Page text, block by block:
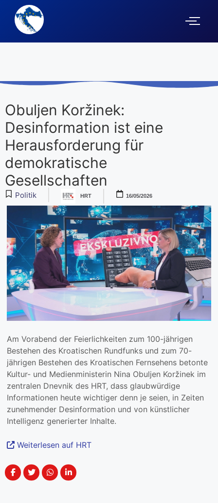
Obuljen Koržinek:
Desinformation ist eine
Herausforderung für
demokratische
Gesellschaften
Politik HRT 16/05/2026
Am Vorabend der Feierlichkeiten zum 100-jährigen
Bestehen des Kroatischen Rundfunks und zum 70-
jährigen Bestehen des Kroatischen Fernsehens betonte
Kultur- und Medienministerin Nina Obuljen Koržinek im
zentralen Dnevnik des HRT, dass glaubwürdige
Informationen heute wichtiger denn je seien, in Zeiten
zunehmender Desinformation und von künstlicher
Intelligenz generierter Inhalte.
Weiterlesen auf HRT